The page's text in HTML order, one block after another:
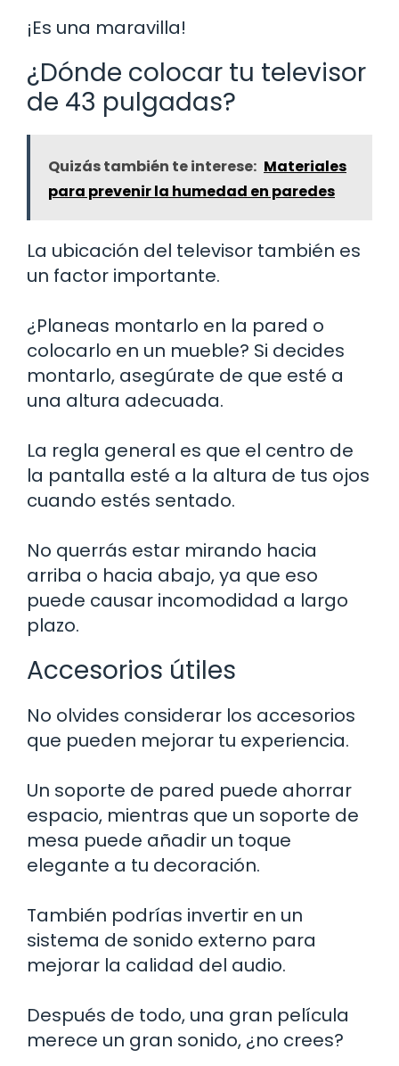
¡Es una maravilla!
¿Dónde colocar tu televisor
de 43 pulgadas?
Quizás también te interese: Materiales
para prevenir la humedad en paredes
La ubicación del televisor también es
un factor importante.
¿Planeas montarlo en la pared o
colocarlo en un mueble? Si decides
montarlo, asegúrate de que esté a
una altura adecuada.
La regla general es que el centro de
la pantalla esté a la altura de tus ojos
cuando estés sentado.
No querrás estar mirando hacia
arriba o hacia abajo, ya que eso
puede causar incomodidad a largo
plazo.
Accesorios útiles
No olvides considerar los accesorios
que pueden mejorar tu experiencia.
Un soporte de pared puede ahorrar
espacio, mientras que un soporte de
mesa puede añadir un toque
elegante a tu decoración.
También podrías invertir en un
sistema de sonido externo para
mejorar la calidad del audio.
Después de todo, una gran película
merece un gran sonido, ¿no crees?